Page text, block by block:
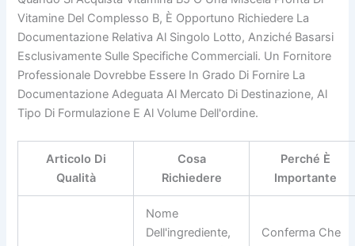
Vitamine Del Complesso B, È Opportuno Richiedere La
Documentazione Relativa Al Singolo Lotto, Anziché Basarsi
Esclusivamente Sulle Specifiche Commerciali. Un Fornitore
Professionale Dovrebbe Essere In Grado Di Fornire La
Documentazione Adeguata Al Mercato Di Destinazione, Al
Tipo Di Formulazione E Al Volume Dell'ordine.
Articolo Di
Qualità
Cosa
Richiedere
Perché È
Importante
Nome
Dell'ingrediente,
Conferma Che